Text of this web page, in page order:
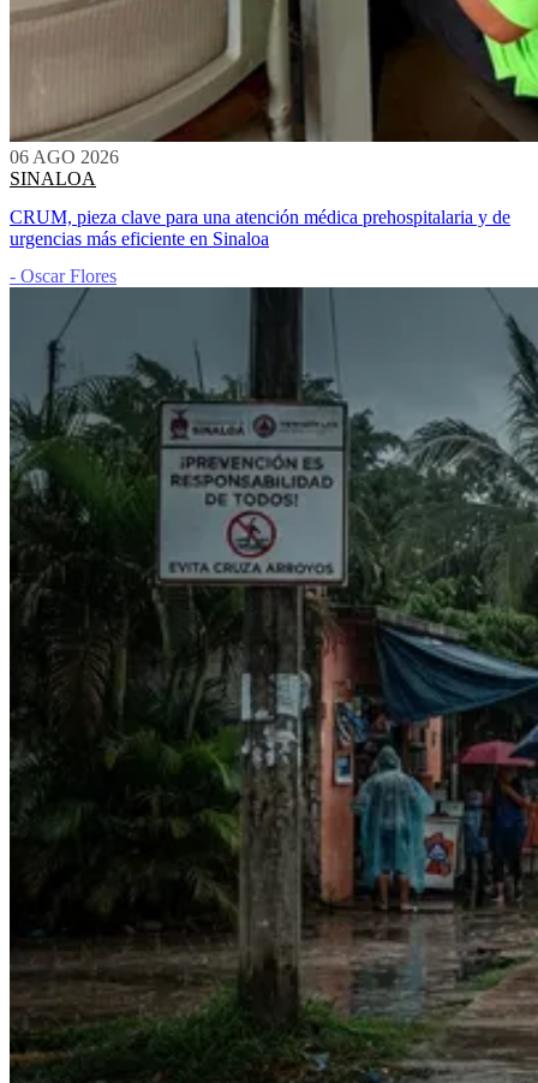
06 AGO 2026
SINALOA
CRUM, pieza clave para una atención médica prehospitalaria y de
urgencias más eficiente en Sinaloa
- Oscar Flores